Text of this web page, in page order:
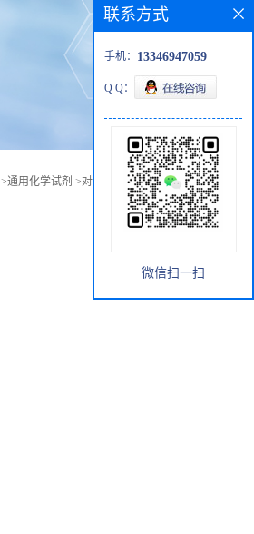
>通用化学试剂 >对三氟甲氧基苯甲醛
联系方式
手机： 13346947059
Q Q：
微信扫一扫